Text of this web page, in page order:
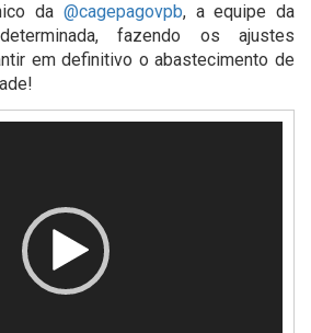
da @cagepagovpb, a equipe da
fazendo os ajustes
em definitivo o abastecimento de